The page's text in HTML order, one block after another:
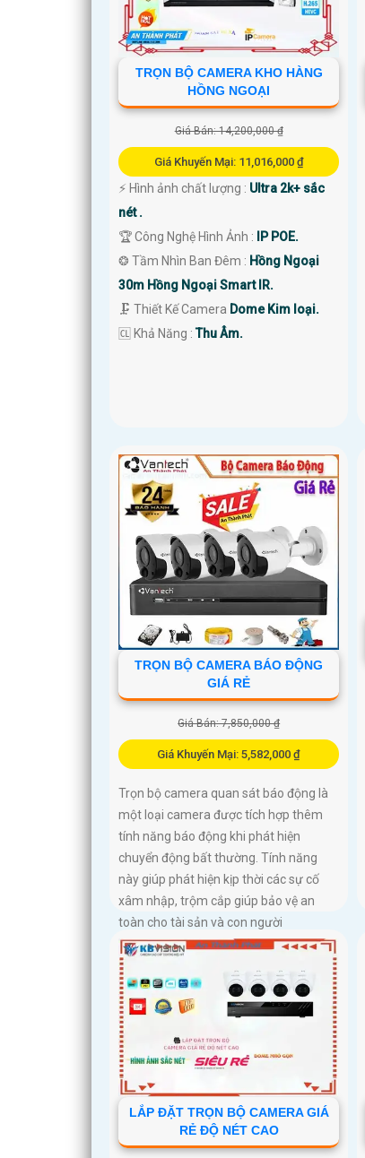
TRỌN BỘ CAMERA KHO HÀNG
HỒNG NGOẠI
Giá Bán: 14,200,000 ₫
Giá Khuyến Mại: 11,016,000 ₫
️⚡ Hình ảnh chất lượng : Ultra 2k+ sắc
nét .
🏆 Công Nghệ Hình Ảnh :
IP POE.
❂ Tầm Nhìn Ban Đêm : Hồng Ngoại
30m Hồng Ngoại Smart IR.
🗜️ Thiết Kế Camera Dome Kim loại.
️🆑 Khả Năng :Thu Âm.
TRỌN BỘ CAMERA BÁO ĐỘNG
GIÁ RẺ
Giá Bán: 7,850,000 ₫
Giá Khuyến Mại: 5,582,000 ₫
Trọn bộ camera quan sát báo động là
một loại camera được tích hợp thêm
tính năng báo động khi phát hiện
chuyển động bất thường. Tính năng
này giúp phát hiện kịp thời các sự cố
xâm nhập, trộm cắp giúp bảo vệ an
toàn cho tài sản và con người
LẮP ĐẶT TRỌN BỘ CAMERA GIÁ
RẺ ĐỘ NÉT CAO